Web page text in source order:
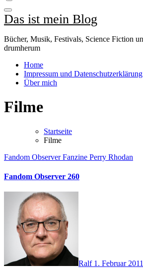
Das ist mein Blog
Bücher, Musik, Festivals, Science Fiction
drumherum
Home
Impressum und Datenschutzerklärung
Über mich
Filme
Startseite
Filme
Fandom ObserverFanzine Perry Rhodan
Fandom Observer 260
Ralf 1. Februar 2011